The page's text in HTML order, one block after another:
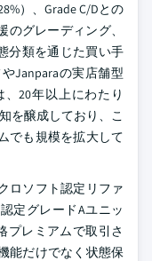
）、Grade C/Dとの
グレーディング、
分類を通じた買い手
Janparaの実店舗型
20年以上にわたり
を醸成しており、こ
でも規模を拡大して
ロソフト認定リファ
定グレードAユニッ
プレミアムで取引さ
能だけでなく状態保